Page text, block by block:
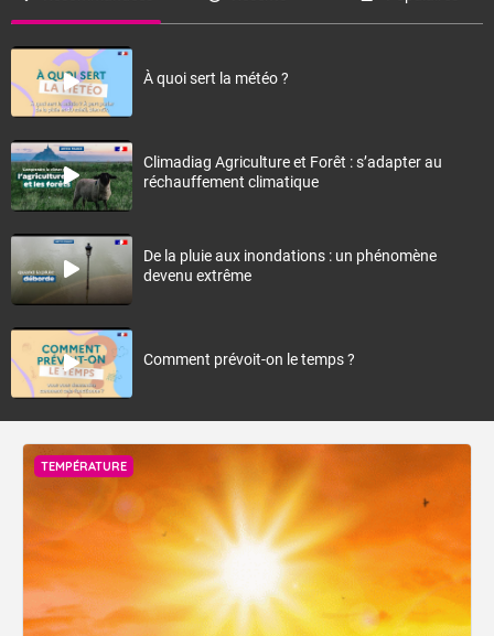
À quoi sert la météo ?
Climadiag Agriculture et Forêt : s’adapter au
réchauffement climatique
De la pluie aux inondations : un phénomène
devenu extrême
Comment prévoit-on le temps ?
TEMPÉRATURE